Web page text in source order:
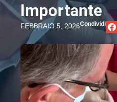
Importante
FEBBRAIO 5, 2026Condividi